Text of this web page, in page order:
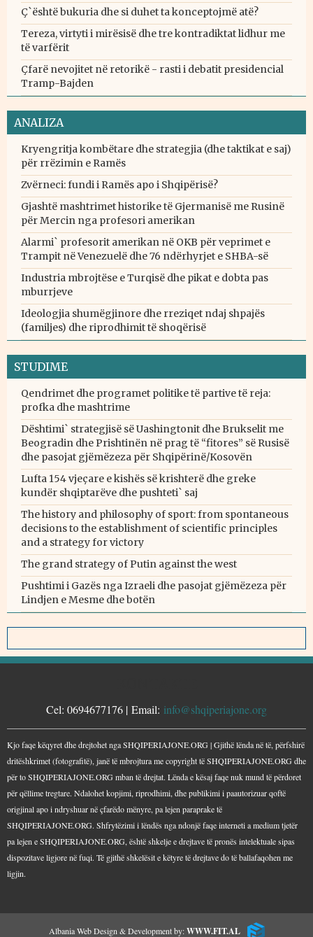
Ç`është bukuria dhe si duhet ta konceptojmë atë?
Tereza, virtyti i mirësisë dhe tre kontradiktat lidhur me
të varfërit
Çfarë nevojitet në retorikë - rasti i debatit presidencial
Tramp-Bajden
ANALIZA
Kryengritja kombëtare dhe strategjia (dhe taktikat e saj)
për rrëzimin e Ramës
Zvërneci: fundi i Ramës apo i Shqipërisë?
Gjashtë mashtrimet historike të Gjermanisë me Rusinë
për Mercin nga profesori amerikan
Alarmi` profesorit amerikan në OKB për veprimet e
Trampit në Venezuelë dhe 76 ndërhyrjet e SHBA-së
Industria mbrojtëse e Turqisë dhe pikat e dobta pas
mburrjeve
Ideologjia shumëgjinore dhe rreziqet ndaj shpajës
(familjes) dhe riprodhimit të shoqërisë
STUDIME
Qendrimet dhe programet politike të partive të reja:
profka dhe mashtrime
Dështimi` strategjisë së Uashingtonit dhe Brukselit me
Beogradin dhe Prishtinën në prag të “fitores” së Rusisë
dhe pasojat gjëmëzeza për Shqipërinë/Kosovën
Lufta 154 vjeçare e kishës së krishterë dhe greke
kundër shqiptarëve dhe pushteti` saj
The history and philosophy of sport: from spontaneous
decisions to the establishment of scientific principles
and a strategy for victory
The grand strategy of Putin against the west
Pushtimi i Gazës nga Izraeli dhe pasojat gjëmëzeza për
Lindjen e Mesme dhe botën
Cel: 0694677176 | Email: info@shqiperiajone.org
Kjo faqe këqyret dhe drejtohet nga SHQIPERIAJONE.ORG | Gjithë lënda në të, përfshirë
dritëshkrimet (fotografitë), janë të mbrojtura me copyright të SHQIPERIAJONE.ORG dhe
për to SHQIPERIAJONE.ORG mban të drejtat. Lënda e kësaj faqe nuk mund të përdoret
për qëllime tregtare. Ndalohet kopjimi, riprodhimi, dhe publikimi i paautorizuar qoftë
origjinal apo i ndryshuar në çfarëdo mënyre, pa lejen paraprake të
SHQIPERIAJONE.ORG. Shfrytëzimi i lëndës nga ndonjë faqe interneti a medium tjetër
pa lejen e SHQIPERIAJONE.ORG, është shkelje e drejtave të pronës intelektuale sipas
dispozitave ligjore në fuqi. Të gjithë shkelësit e këtyre të drejtave do të ballafaqohen me
ligjin.
Albania Web Design & Development by:WWW.FIT.AL